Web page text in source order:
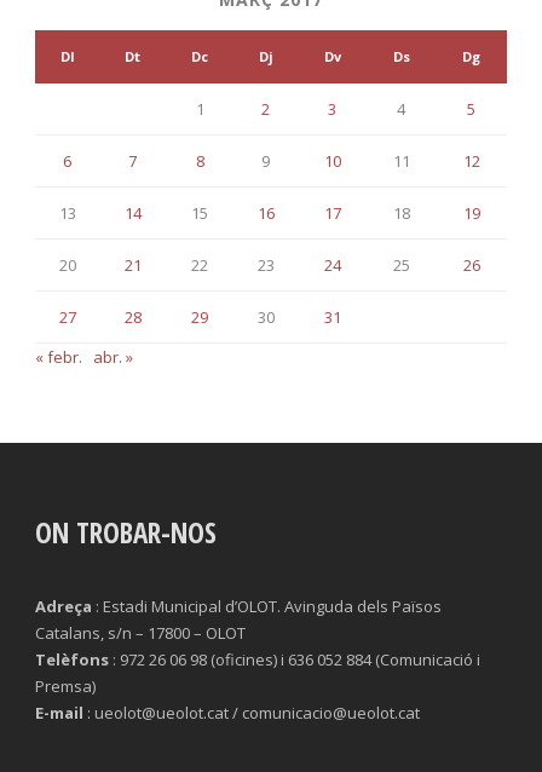
Dl Dt Dc Dj Dv Ds Dg
1 2 3 4 5
6 7 8 9 10 11 12
13 14 15 16 17 18 19
20 21 22 23 24 25 26
27 28 29 30
31
« febr.
abr. »
ON TROBAR-NOS
Adreça : Estadi Municipal d’OLOT. Avinguda dels Països
Catalans, s/n – 17800 – OLOT
Telèfons : 972 26 06 98 (oficines) i 636 052 884 (Comunicació i
Premsa)
E-mail : ueolot@ueolot.cat / comunicacio@ueolot.cat